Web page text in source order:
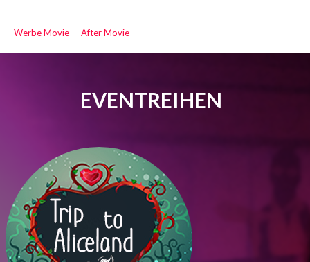
Werbe Movie - After Movie
EVENTREIHEN